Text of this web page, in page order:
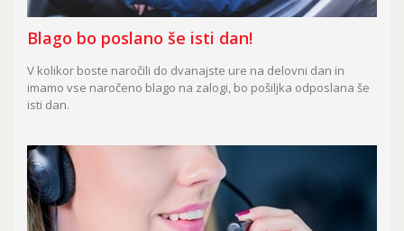
Blago bo poslano še isti dan!
V kolikor boste naročili do dvanajste ure na delovni dan in
imamo vse naročeno blago na zalogi, bo pošiljka odposlana še
isti dan.